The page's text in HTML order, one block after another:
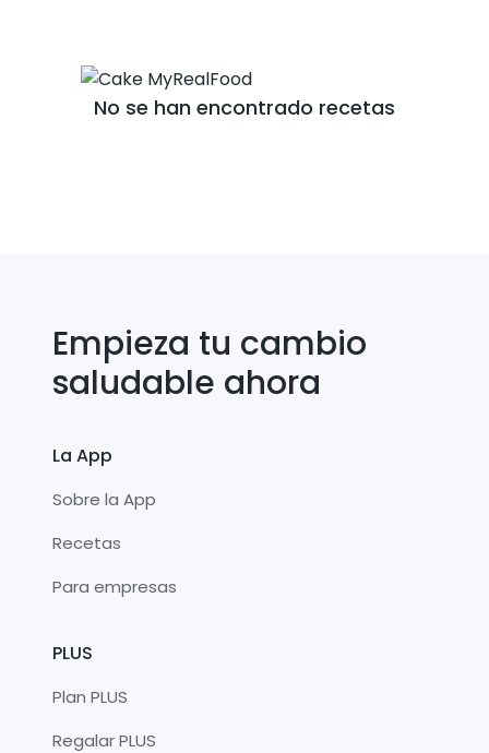
No se han encontrado recetas
Empieza tu cambio
saludable ahora
La App
Sobre la App
Recetas
Para empresas
PLUS
Plan PLUS
Regalar PLUS